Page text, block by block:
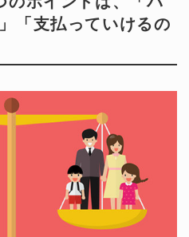
「支払っていけるの